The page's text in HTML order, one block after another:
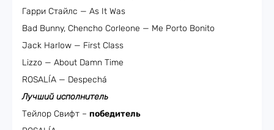
Гарри Стайлс — As It Was
Bad Bunny, Chencho Corleone — Me Porto Bonito
Jack Harlow — First Class
Lizzo — About Damn Time
ROSALÍA — Despechá
Лучший исполнитель
Тейлор Свифт – победитель